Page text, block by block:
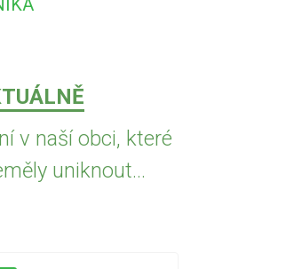
v naší obci, které
uniknout...